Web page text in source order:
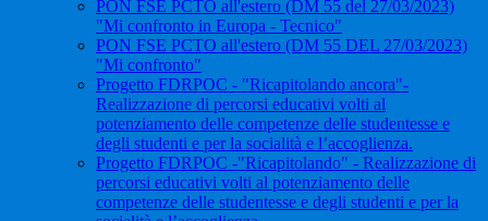
PON FSE PCTO all'estero (DM 55 del 27/03/2023)
"Mi confronto in Europa - Tecnico"
PON FSE PCTO all'estero (DM 55 DEL 27/03/2023)
"Mi confronto"
Progetto FDRPOC - "Ricapitolando ancora"-
Realizzazione di percorsi educativi volti al
potenziamento delle competenze delle studentesse e
degli studenti e per la socialità e l’accoglienza.
Progetto FDRPOC -"Ricapitolando" - Realizzazione di
percorsi educativi volti al potenziamento delle
competenze delle studentesse e degli studenti e per la